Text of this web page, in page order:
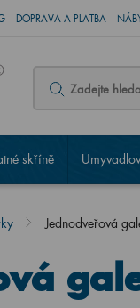
DOPRAVA A PLATBA
skříně
Jednodveřová